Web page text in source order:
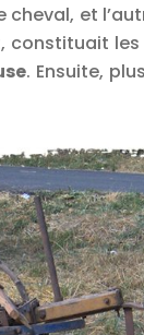
et
constituait
. Ensuite,